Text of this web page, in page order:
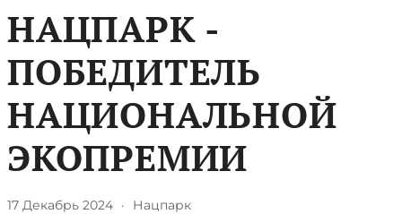
НАЦПАРК -
ПОБЕДИТЕЛЬ
НАЦИОНАЛЬНОЙ
ЭКОПРЕМИИ
17 Декабрь 2024 · Нацпарк